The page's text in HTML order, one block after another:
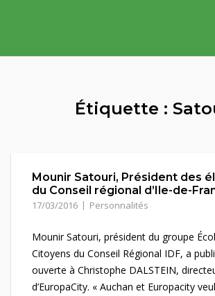
Étiquette :
Mounir Satouri, Président des
du Conseil régional d’Ile-de-
17/03/2016 Personnalités
Mounir Satouri, président du groupe
Citoyens du Conseil Régional IDF, a
ouverte à Christophe DALSTEIN,
d’EuropaCity. « Auchan et Europacity